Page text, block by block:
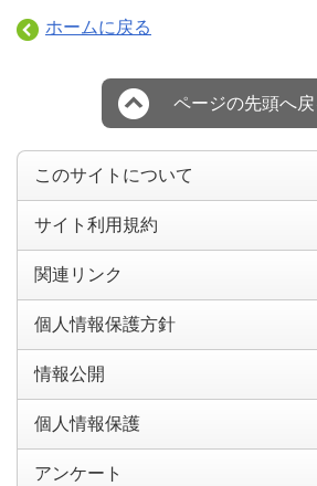
ホームに戻る
ページの先頭へ戻
このサイトについて
サイト利用規約
関連リンク
個人情報保護方針
情報公開
個人情報保護
アンケート